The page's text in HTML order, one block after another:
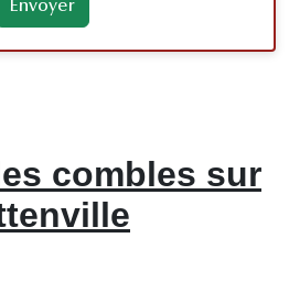
combles sur